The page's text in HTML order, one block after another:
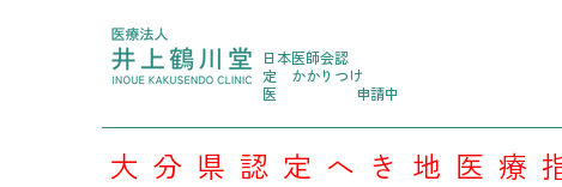
日本医師会認
定 かかりつけ
医
申請中
大分県認定へき地医療